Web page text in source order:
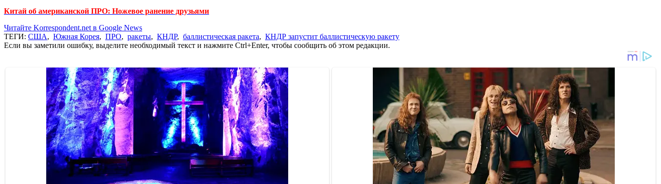
Китай об американской ПРО: Ножевое ранение друзьями
Читайте Korrespondent.net в Google News
ТЕГИ: США, Южная Корея, ПРО, ракеты, КНДР, баллистическая ракета, КНДР запустит баллистическую ракету
Если вы заметили ошибку, выделите необходимый текст и нажмите Ctrl+Enter, чтобы сообщить об этом редакции.